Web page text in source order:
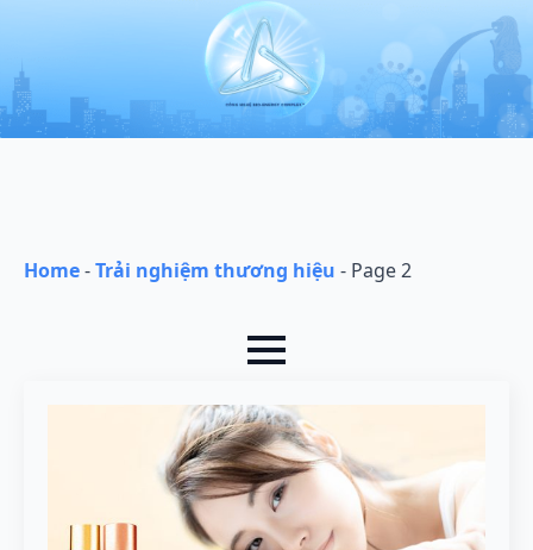
Home-Trải nghiệm thương hiệu - Page 2